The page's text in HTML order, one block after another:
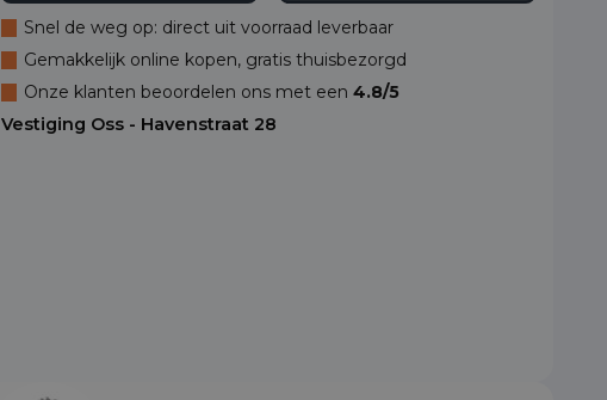
Snel de weg op: direct uit voorraad leverbaar
Gemakkelijk online kopen, gratis thuisbezorgd
Onze klanten beoordelen ons met een 4.8/5
Vestiging Oss - Havenstraat 28